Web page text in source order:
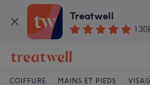
Treatwell
COIFFURE MAINS ET PIEDS